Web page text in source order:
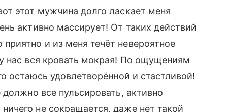
этот мужчина долго ласкает меня
активно массирует! От таких действий
и из меня течёт невероятное
нас вся кровать мокрая! По ощущениям
остаюсь удовлетворённой и стастливой!
все пульсировать, активно
не сокращается, даже нет такой